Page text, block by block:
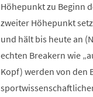
Höhepunkt zu Beginn
zweiter Höhepunkt
und hält bis heute an
echten Breakern wie
Kopf) werden von den